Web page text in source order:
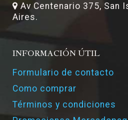
Av Centenario 375, San
Aires.
INFORMACIÓN ÚTIL
Formulario de contacto
Como comprar
Términos y condiciones